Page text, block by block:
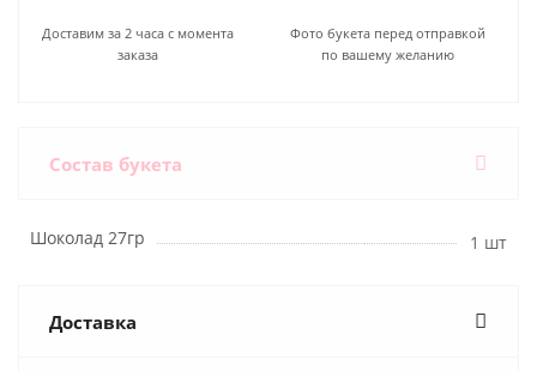
Доставим за 2 часа с момента
заказа
Фото букета перед отправкой
по вашему желанию
Состав букета
Шоколад 27гр 1 шт
Доставка